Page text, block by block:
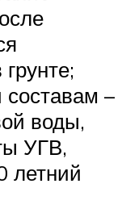
–
воды,
УГВ,
летний